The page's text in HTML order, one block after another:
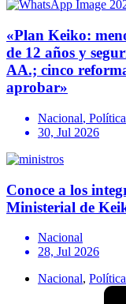
«Plan Keiko:
de 12 años y
AA.; cinco
aprobar»
Nacional, Política
30, Jul 2026
Conoce a los
Ministerial de
Nacional
28, Jul 2026
Nacional, Política